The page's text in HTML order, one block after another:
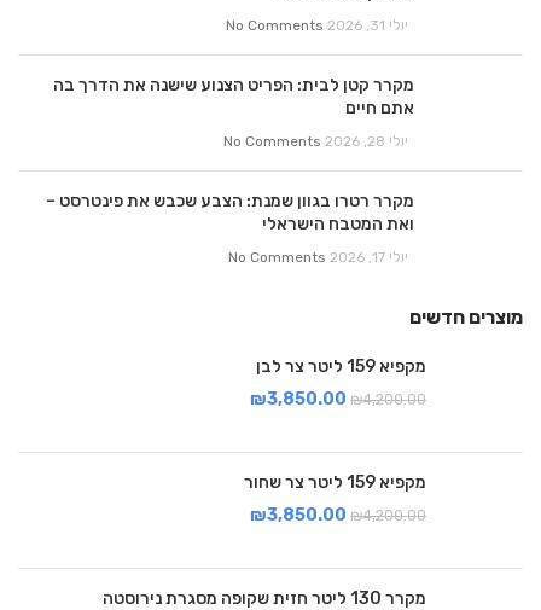
יולי 31, 2026 No Comments
מקרר קטן לבית: הפריט הצנוע שישנה את הדרך בה
אתם חיים
יולי 28, 2026 No Comments
מקרר רטרו בגוון שמנת: הצבע שכבש את פינטרסט –
ואת המטבח הישראלי
יולי 17, 2026 No Comments
מוצרים חדשים
מקפיא 159 ליטר צר לבן
₪4,200.00
₪3,850.00
מקפיא 159 ליטר צר שחור
₪4,200.00
₪3,850.00
מקרר 130 ליטר חזית שקופה מסגרת נירוסטה